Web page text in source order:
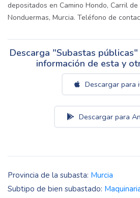
depositados en Camino Hondo, Carril
Nonduermas, Murcia. Teléfono de
Descarga "Subastas
información de esta y
Descargar para
Descargar para
Provincia de la subasta: Murcia
Subtipo de bien subastado: